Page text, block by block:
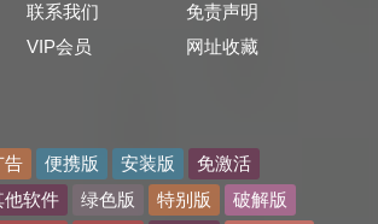
联系我们
免责声明
VIP会员 网址收藏
告 便携版 安装版
免激活
他软件 绿色版 特别版
破解版